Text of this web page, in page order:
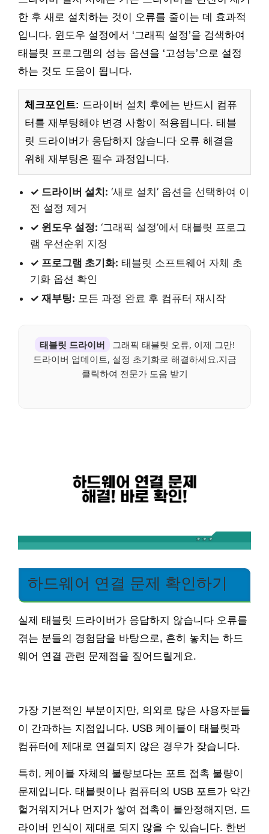
한 후 새로 설치하는 것이 오류를 줄이는 데 효과적
입니다. 윈도우 설정에서 ‘그래픽 설정’을 검색하여
태블릿 프로그램의 성능 옵션을 ‘고성능’으로 설정
하는 것도 도움이 됩니다.
체크포인트: 드라이버 설치 후에는 반드시 컴퓨
터를 재부팅해야 변경 사항이 적용됩니다. 태블
릿 드라이버가 응답하지 않습니다 오류 해결을
위해 재부팅은 필수 과정입니다.
✓ 드라이버 설치: ‘새로 설치’ 옵션을 선택하여 이
전 설정 제거
✓ 윈도우 설정: ‘그래픽 설정’에서 태블릿 프로그
램 우선순위 지정
✓ 프로그램 초기화: 태블릿 소프트웨어 자체 초
기화 옵션 확인
✓ 재부팅: 모든 과정 완료 후 컴퓨터 재시작
태블릿 드라이버
그래픽 태블릿 오류, 이제 그만!
드라이버 업데이트, 설정 초기화로 해결하세요.지금
클릭하여 전문가 도움 받기
하드웨어 연결 문제 확인하기
실제 태블릿 드라이버가 응답하지 않습니다 오류를
겪는 분들의 경험담을 바탕으로, 흔히 놓치는 하드
웨어 연결 관련 문제점을 짚어드릴게요.
가장 기본적인 부분이지만, 의외로 많은 사용자분들
이 간과하는 지점입니다. USB 케이블이 태블릿과
컴퓨터에 제대로 연결되지 않은 경우가 잦습니다.
특히, 케이블 자체의 불량보다는 포트 접촉 불량이
문제입니다. 태블릿이나 컴퓨터의 USB 포트가 약간
헐거워지거나 먼지가 쌓여 접촉이 불안정해지면, 드
라이버 인식이 제대로 되지 않을 수 있습니다. 한번